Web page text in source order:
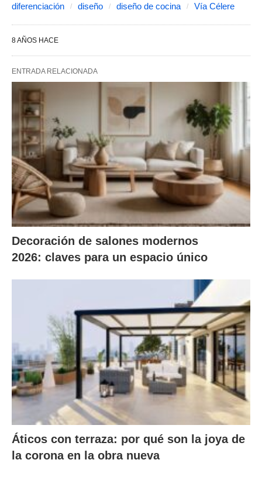
diferenciación
diseño diseño de cocina Vía Célere
8 AÑOS HACE
ENTRADA RELACIONADA
Decoración de salones modernos
2026: claves para un espacio único
Áticos con terraza: por qué son la joya de
la corona en la obra nueva